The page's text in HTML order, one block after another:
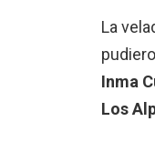
La
Inma
Los